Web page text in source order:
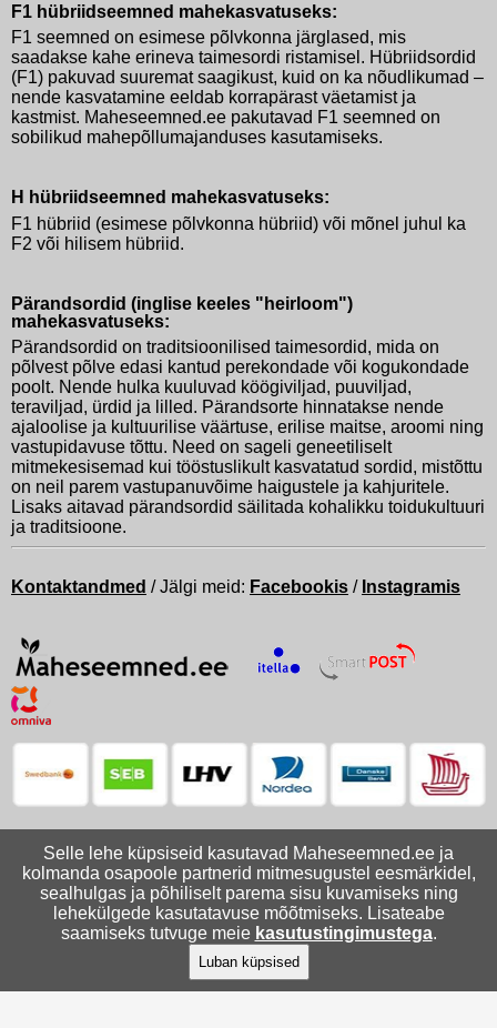
F1 hübriidseemned mahekasvatuseks:
F1 seemned on esimese põlvkonna järglased, mis
saadakse kahe erineva taimesordi ristamisel. Hübriidsordid
(F1) pakuvad suuremat saagikust, kuid on ka nõudlikumad –
nende kasvatamine eeldab korrapärast väetamist ja
kastmist. Maheseemned.ee pakutavad F1 seemned on
sobilikud mahepõllumajanduses kasutamiseks.
H hübriidseemned mahekasvatuseks:
F1 hübriid (esimese põlvkonna hübriid) või mõnel juhul ka
F2 või hilisem hübriid.
Pärandsordid (inglise keeles "heirloom")
mahekasvatuseks:
Pärandsordid on traditsioonilised taimesordid, mida on
põlvest põlve edasi kantud perekondade või kogukondade
poolt. Nende hulka kuuluvad köögiviljad, puuviljad,
teraviljad, ürdid ja lilled. Pärandsorte hinnatakse nende
ajaloolise ja kultuurilise väärtuse, erilise maitse, aroomi ning
vastupidavuse tõttu. Need on sageli geneetiliselt
mitmekesisemad kui tööstuslikult kasvatatud sordid, mistõttu
on neil parem vastupanuvõime haigustele ja kahjuritele.
Lisaks aitavad pärandsordid säilitada kohalikku toidukultuuri
ja traditsioone.
Kontaktandmed / Jälgi meid: Facebookis / Instagramis
Selle lehe küpsiseid kasutavad Maheseemned.ee ja
kolmanda osapoole partnerid mitmesugustel eesmärkidel,
sealhulgas ja põhiliselt parema sisu kuvamiseks ning
lehekülgede kasutatavuse mõõtmiseks. Lisateabe
saamiseks tutvuge meie kasutustingimustega.
Luban küpsised